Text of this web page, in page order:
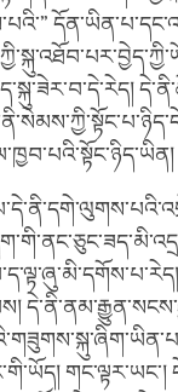
གང་ལྟར་ཡང་།